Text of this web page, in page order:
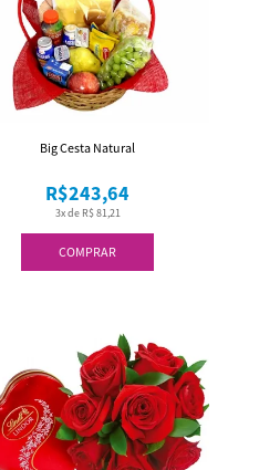
COMPRAR
3x de R$ 81,21
R$243,64
Big Cesta Natural